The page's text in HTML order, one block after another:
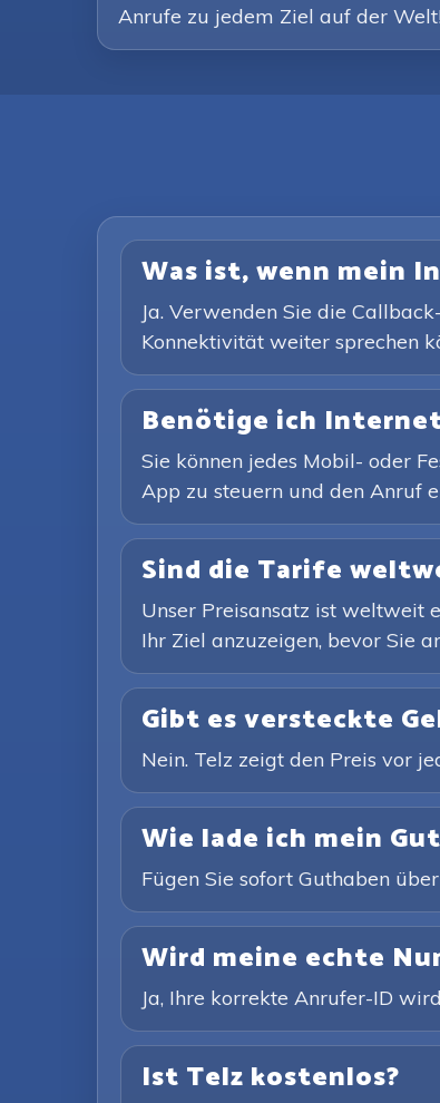
Anrufe zu jedem Ziel auf der
Was ist, wenn mein
Ja. Verwenden Sie die
Konnektivität weiter sprechen
Benötige ich
Sie können jedes Mobil- oder
App zu steuern und den Anruf
Sind die Tarife
Unser Preisansatz ist weltweit
Ihr Ziel anzuzeigen, bevor Sie
Gibt es versteckte
Nein. Telz zeigt den Preis vor
Wie lade ich mein
Fügen Sie sofort Guthaben
Wird meine echte
Ja, Ihre korrekte Anrufer-ID
Ist Telz kostenlos?